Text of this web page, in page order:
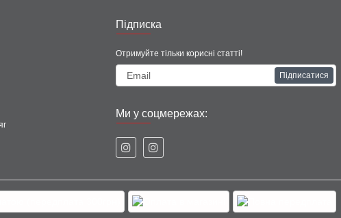
Підписка
Отримуйте тільки корисні статті!
Підписатися
Ми у соцмережах: